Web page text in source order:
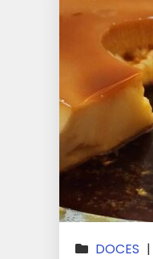
DOCES |